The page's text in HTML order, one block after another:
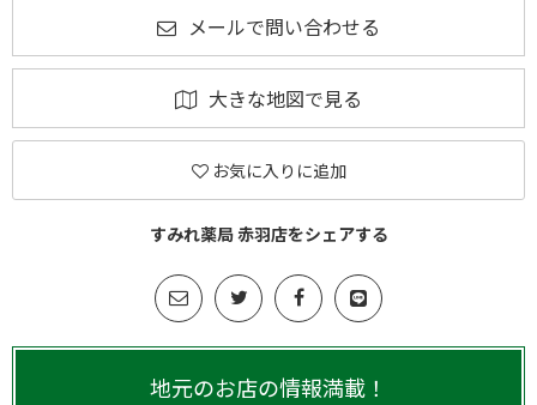
メールで問い合わせる
大きな地図で見る
お気に入りに追加
すみれ薬局 赤羽店をシェアする
地元のお店の情報満載！